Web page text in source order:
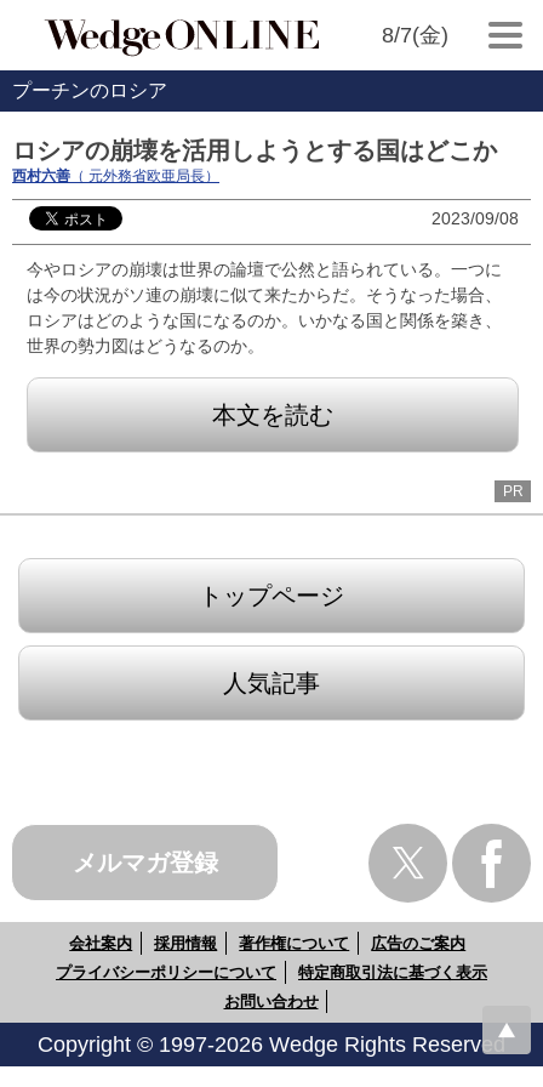
8/7(金)
プーチンのロシア
ロシアの崩壊を活用しようとする国はどこか
西村六善 （ 元外務省欧亜局長）
2023/09/08
今やロシアの崩壊は世界の論壇で公然と語られている。一つに
は今の状況がソ連の崩壊に似て来たからだ。そうなった場合、
ロシアはどのような国になるのか。いかなる国と関係を築き、
世界の勢力図はどうなるのか。
本文を読む
PR
トップページ
人気記事
メルマガ登録
会社案内 採用情報 著作権について
広告のご案内
プライバシーポリシーについて
特定商取引法に基づく表示
お問い合わせ
Copyright © 1997-2026 Wedge Rights Reserved